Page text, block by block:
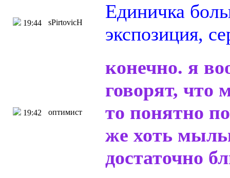
19:44 sPirtovicH
Единичка
экспозиция,
19:42 оптимист
конечно. я
говорят, что
то понятно
же хоть
достаточно